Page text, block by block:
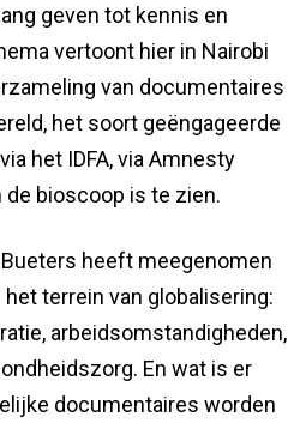
geven tot kennis en
vertoont hier in Nairobi
van documentaires
het soort geëngageerde
het IDFA, via Amnesty
bioscoop is te zien.
heeft meegenomen
terrein van globalisering:
arbeidsomstandigheden,
En wat is er
documentaires worden